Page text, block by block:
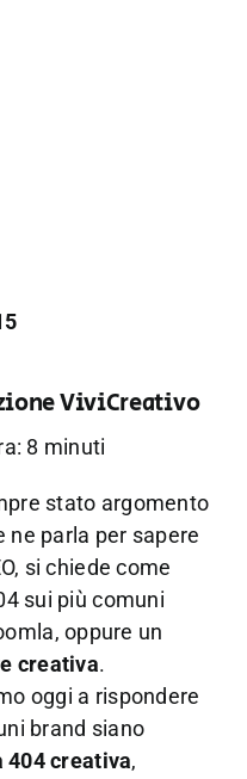
ViviCreativo
8 minuti
stato argomento
ne parla per sapere
si chiede come
sui più comuni
oppure un
creativa.
oggi a rispondere
brand siano
404 creativa,